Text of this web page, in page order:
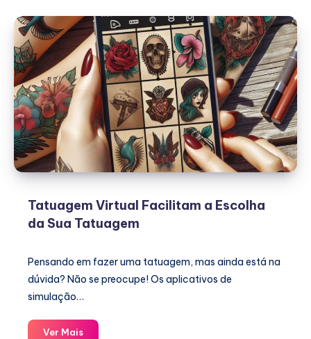
Tatuagem Virtual Facilitam a Escolha
da Sua Tatuagem
Pensando em fazer uma tatuagem, mas ainda está na
dúvida? Não se preocupe! Os aplicativos de
simulação…
Ver MaisTatuagem